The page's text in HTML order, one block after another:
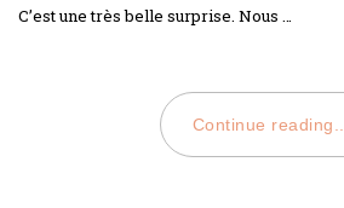
C’est une très belle surprise. Nous …
Continue reading...